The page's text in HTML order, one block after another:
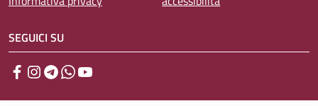
SEGUICI SU
Facebook
Instagram
TelegramWhatsApp